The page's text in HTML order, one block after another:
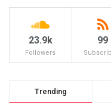
23.9k
Followers
99
Trending